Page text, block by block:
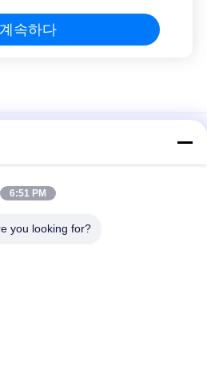
계속하다
생활 매우 얇은 힘 은행 8000mAh
지 효력 은행, 차 잠바 기능 힘 은행
터리는 자동차 점프 스타터 12V
6:51 PM
you looking for?